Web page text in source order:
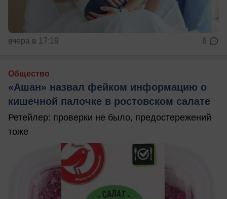
вчера в 17:19 6
Общество
«Ашан» назвал фейком информацию о
кишечной палочке в ростовском салате
Ретейлер: проверки не было, предостережений
тоже